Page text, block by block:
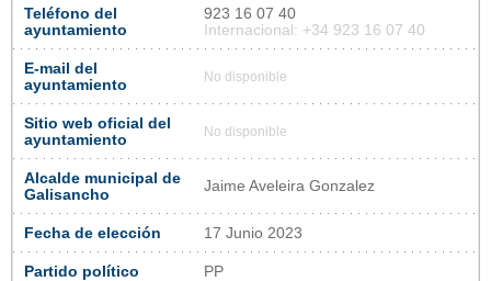
Teléfono del
ayuntamiento
923 16 07 40
Internacional: +34 923 16 07 40
E-mail del
ayuntamiento
No disponible
Sitio web oficial del
ayuntamiento
No disponible
Alcalde municipal de
Galisancho
Jaime Aveleira Gonzalez
Fecha de elección 17 Junio 2023
Partido político PP